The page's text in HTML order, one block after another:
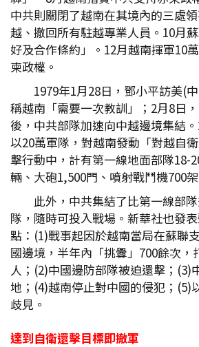
中共則關閉了越南在其境內的三處
越、撤回所有駐越專業人員。10月
好及合作條約」。12月越南揮軍10
柬政權。
1979年1月28日，鄧小平訪美(
稱越南「需要一次教訓」；2月8日
後，中共部隊加速向中越邊境集結
以20萬軍隊，對越南發動「對越自
擊行動中，計有第一線地面部隊18-
輛、大砲1,500門、噴射戰鬥機700架
此外，中共集結了比第一線部
隊，隨時可投入戰場。新華社也發
點：(1)戰事起因於越南當局在蘇聯
國邊境，半年內「挑釁」700餘次，
人；(2)中國邊防部隊被迫還擊；(3)
地；(4)越南停止對中國的侵犯；(5)
歧見。
達到自衛還擊目標即撤軍